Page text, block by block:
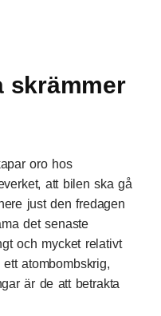
skrämmer
oro hos
att bilen ska gå
just den fredagen
det senaste
och mycket relativt
atombombskrig,
är de att betrakta